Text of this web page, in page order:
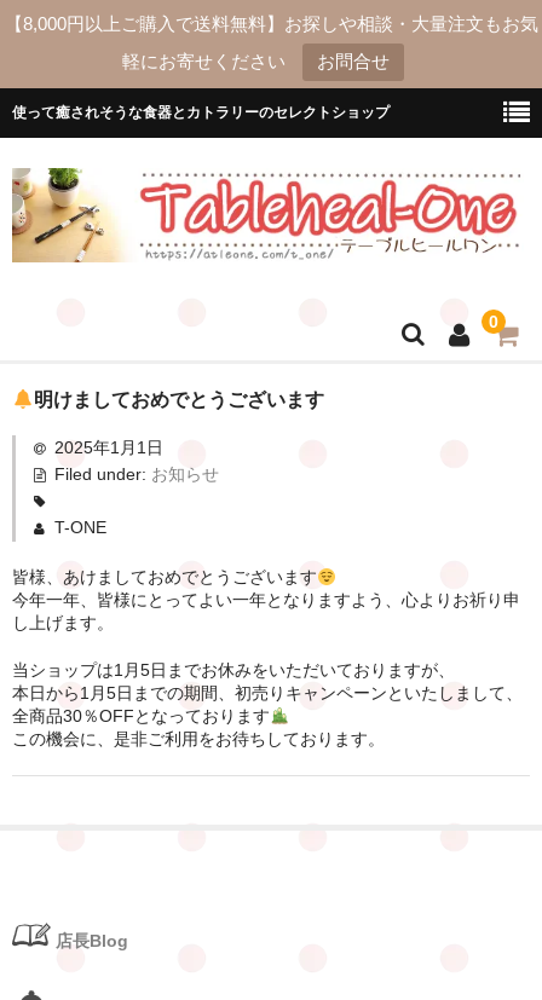
【8,000円以上ご購入で送料無料】お探しや相談・大量注文もお気
軽にお寄せください
お問合せ
使って癒されそうな食器とカトラリーのセレクトショップ
0
ホーム
送料
よくあるご質問
お知らせ
公式LINE
明けましておめでとうございます
2025年1月1日
Filed under: お知らせ
T-ONE
皆様、あけましておめでとうございます
今年一年、皆様にとってよい一年となりますよう、心よりお祈り申
し上げます。
当ショップは1月5日までお休みをいただいておりますが、
本日から1月5日までの期間、初売りキャンペーンといたしまして、
全商品30％OFFとなっております
この機会に、是非ご利用をお待ちしております。
店長Blog